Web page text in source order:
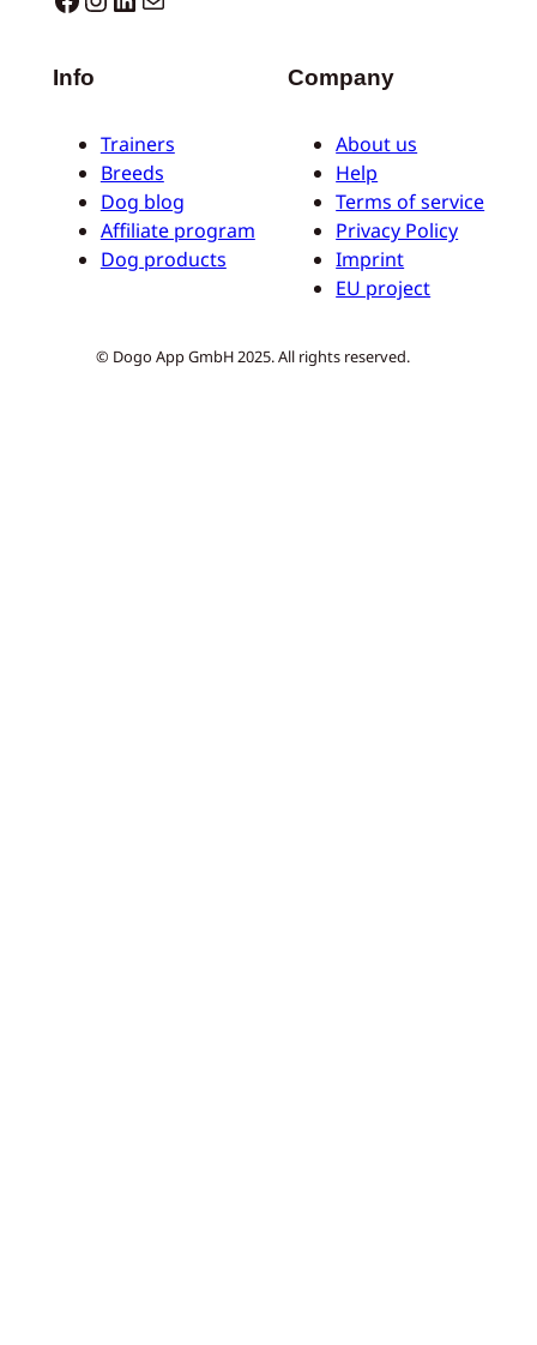
Info
Trainers
Breeds
Dog blog
Affiliate program
Dog products
Company
About us
Help
Terms of service
Privacy Policy
Imprint
EU project
© Dogo App GmbH 2025. All rights reserved.